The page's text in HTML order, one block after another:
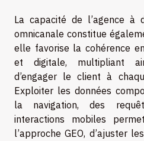
La capacité de l’agence à
omnicanale constitue
elle favorise la cohérence
et digitale, multipliant
d’engager le client à
Exploiter les données
la navigation, des
interactions mobiles
l’approche GEO, d’ajuster